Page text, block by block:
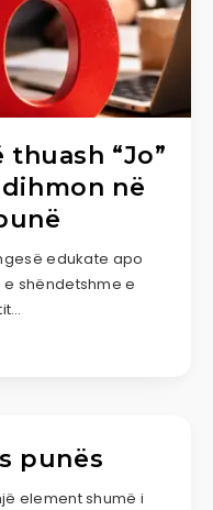
“Jo”
në
edukate apo
shëndetshme e
punës
element shumë i